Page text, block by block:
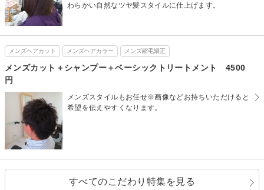
わらかい自然なツヤ髪スタイルに仕上げます。
メンズヘアカット メンズヘアカラー メンズ縮毛矯正
メンズカット＋シャンプー＋ベーシックトリートメント 4500
円
メンズスタイルもお任せ※画像などお持ちいただけると
希望を伝えやすくなります。
すべてのこだわり特集を見る